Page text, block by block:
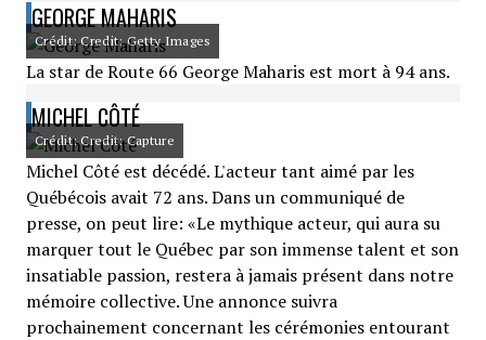
GEORGE MAHARIS
Crédit: Credit: Getty Images
La star de Route 66 George Maharis est mort à 94 ans.
MICHEL CÔTÉ
Crédit: Credit: Capture
Michel Côté est décédé. L'acteur tant aimé par les
Québécois avait 72 ans. Dans un communiqué de
presse, on peut lire: «Le mythique acteur, qui aura su
marquer tout le Québec par son immense talent et son
insatiable passion, restera à jamais présent dans notre
mémoire collective. Une annonce suivra
prochainement concernant les cérémonies entourant